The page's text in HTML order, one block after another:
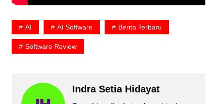
AI AI Software Berita Terbaru
Software Review
Indra Setia Hidayat